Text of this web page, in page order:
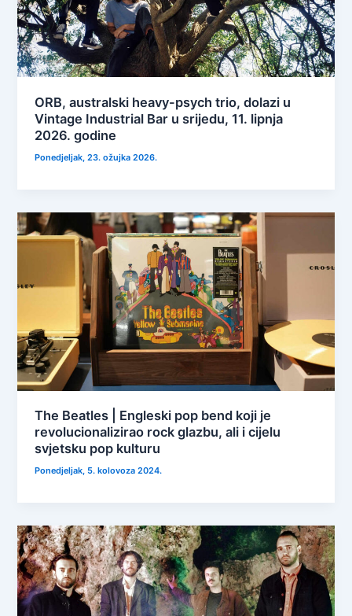
ORB, australski heavy-psych trio, dolazi u
Vintage Industrial Bar u srijedu, 11. lipnja
2026. godine
Ponedjeljak, 23. ožujka 2026.
The Beatles | Engleski pop bend koji je
revolucionalizirao rock glazbu, ali i cijelu
svjetsku pop kulturu
Ponedjeljak, 5. kolovoza 2024.